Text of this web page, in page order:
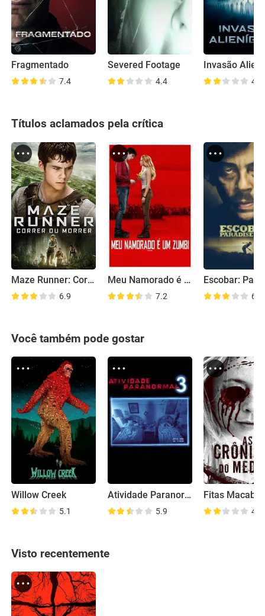
Fragmentado
7.4
Severed Footage
4.4
Invasão
4.2
Títulos aclamados pela crítica
Maze Runner: Correr ou Morrer
6.9
Meu Namorado é um Zumbi
7.2 6.5
Você também pode gostar
Willow Creek
5.1
Atividade Paranormal 3
5.9
Fitas
4.6
Visto recentemente